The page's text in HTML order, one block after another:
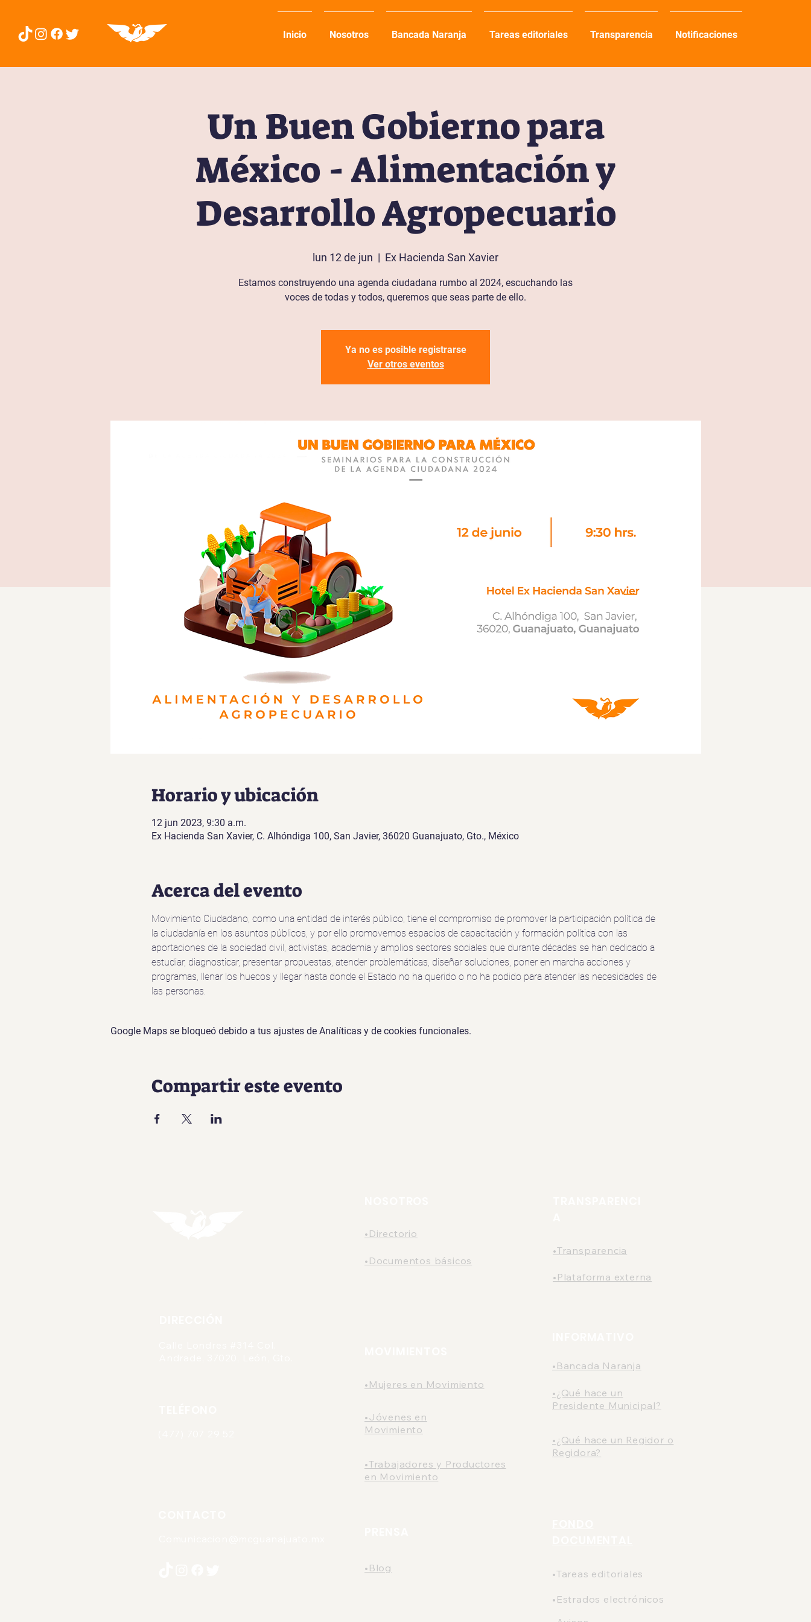
Inicio Nosotros Bancada Naranja Tareas editoriales Transparencia Notificaciones
Un Buen Gobierno para
México - Alimentación y
Desarrollo Agropecuario
lun 12 de jun
  |
Ex Hacienda San Xavier
Estamos construyendo una agenda ciudadana rumbo al 2024, escuchando las
voces de todas y todos, queremos que seas parte de ello.
Ya no es posible registrarse
Ver otros eventos
Horario y ubicación
12 jun 2023, 9:30 a.m.
Ex Hacienda San Xavier, C. Alhóndiga 100, San Javier, 36020 Guanajuato, Gto., México
Acerca del evento
Movimiento Ciudadano, como una entidad de interés público, tiene el compromiso de promover la participación política de
la ciudadanía en los asuntos públicos, y por ello promovemos espacios de capacitación y formación política con las
aportaciones de la sociedad civil, activistas, academia y amplios sectores sociales que durante décadas se han dedicado a
estudiar, diagnosticar, presentar propuestas, atender problemáticas, diseñar soluciones, poner en marcha acciones y
programas, llenar los huecos y llegar hasta donde el Estado no ha querido o no ha podido para atender las necesidades de
las personas.
Google Maps se bloqueó debido a tus ajustes de Analíticas y de cookies funcionales.
Compartir este evento
•Directorio
•Documentos básicos
•Mujeres en Movimiento
•Jóvenes en
Movimiento
•Trabajadores y Productores
en Movimiento
•Blog
•Transparencia
•Plataforma externa
•Bancada Naranja
•¿Qué hace un
Presidente Municipal?
•¿Qué hace un Regidor o
Regidora?
•Tareas editoriales
•Estrados electrónicos